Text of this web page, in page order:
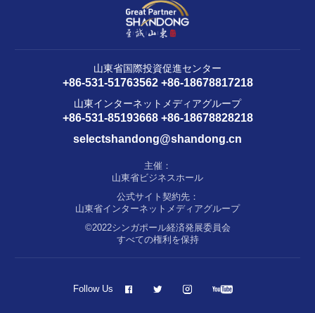
山東省国際投資促進センター
+86-531-51763562 +86-18678817218
山東インターネットメディアグループ
+86-531-85193668 +86-18678828218
selectshandong@shandong.cn
主催：
山東省ビジネスホール
公式サイト契約先：
山東省インターネットメディアグループ
©2022シンガポール経済発展委員会
すべての権利を保持
Follow Us